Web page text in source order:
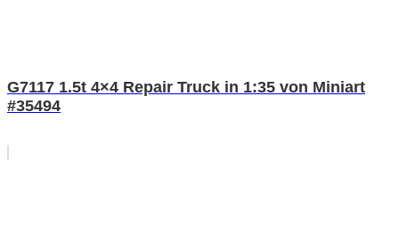
G7117 1.5t 4×4 Repair Truck in 1:35 von Miniart
#35494